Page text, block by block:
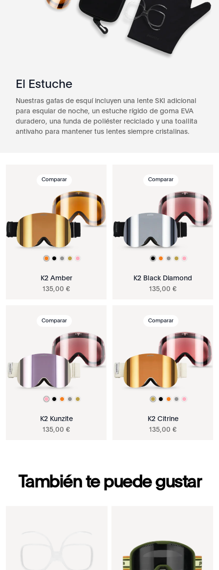
El Estuche
Nuestras gafas de esquí incluyen una lente SKI adicional
para esquiar de noche, un estuche rígido de goma EVA
duradero, una funda de poliéster reciclado y una toallita
antivaho para mantener tus lentes siempre cristalinas.
Comparar
K2 Amber
135,00 €
Comparar
K2 Black Diamond
135,00 €
Comparar
K2 Kunzite
135,00 €
Comparar
K2 Citrine
135,00 €
También te puede gustar